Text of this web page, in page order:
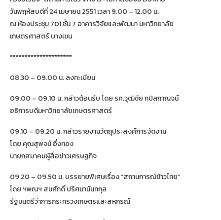
วันพฤหัสบดีที่ 24 เมษายน 2551 เวลา 9.00 – 12.00 น.
ณ ห้องประชุม 701 ชั้น 7 อาคารวิจัยและพัฒนา มหาวิทยาลัย
เกษตรศาสตร์ บางเขน
*********************
08.30 – 09.00 น. ลงทะเบียน
09.00 – 09.10 น. กล่าวต้อนรับ โดย รศ.วุฒิชัย กปิลกาญจน์
อธิการบดีมหาวิทยาลัยเกษตรศาสตร์
09.10 – 09.20 น. กล่าวรายงานวัตถุประสงค์การจัดงาน
โดย คุณสุพจน์ อึ่งทอง
นายกสมาคมผู้สื่อข่าวเศรษฐกิจ
09.20 – 09.50 น. บรรยายพิเศษเรื่อง “สถานการณ์ข้าวไทย”
โดย ฯพณฯ สมศักดิ์ ปริศนานันทกุล
รัฐมนตรีว่าการกระทรวงเกษตรและสหกรณ์